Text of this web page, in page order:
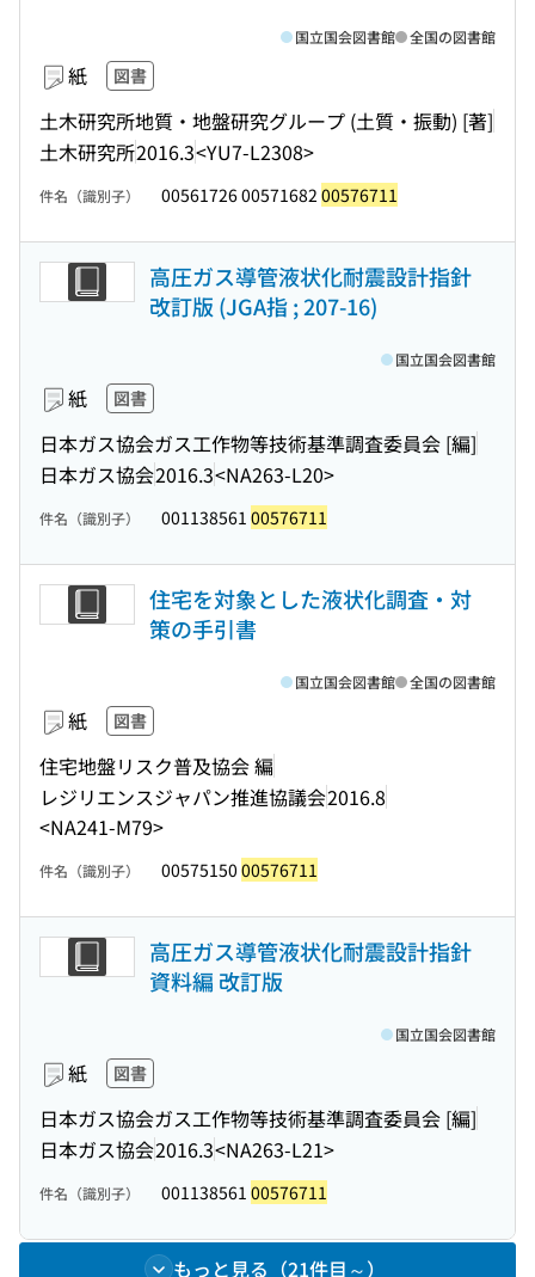
紙 図書
土木研究所地質・地盤研究グループ (土質・振動) [著]
土木研究所2016.3<YU7-L2308>
国立国会図書館 全国の図書館
件名（識別子） 00561726 00571682 00576711
高圧ガス導管液状化耐震設計指針
改訂版 (JGA指 ; 207-16)
紙 図書
日本ガス協会ガス工作物等技術基準調査委員会 [編]
日本ガス協会2016.3<NA263-L20>
国立国会図書館
件名（識別子） 001138561 00576711
住宅を対象とした液状化調査・対
策の手引書
紙 図書
住宅地盤リスク普及協会 編
レジリエンスジャパン推進協議会2016.8
<NA241-M79>
国立国会図書館 全国の図書館
件名（識別子） 00575150 00576711
高圧ガス導管液状化耐震設計指針
資料編 改訂版
紙 図書
日本ガス協会ガス工作物等技術基準調査委員会 [編]
日本ガス協会2016.3<NA263-L21>
国立国会図書館
件名（識別子） 001138561 00576711
もっと見る（21件目～）